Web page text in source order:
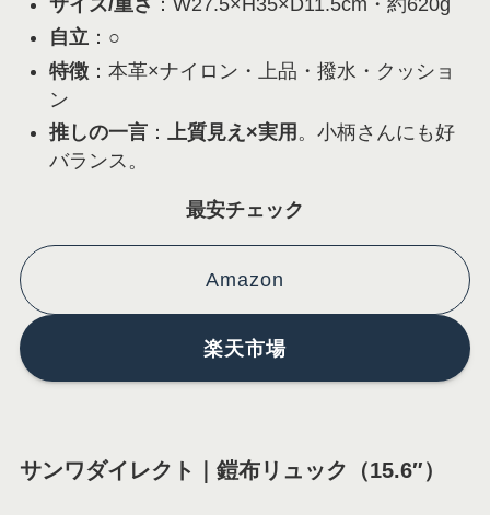
自立：○
特徴：本革×ナイロン・上品・撥水・クッショ
ン
推しの一言： 上質見え×実用 。小柄さんにも好
バランス。
最安チェック
Amazon
楽天市場
サンワダイレクト｜鎧布リュック（15.6″）